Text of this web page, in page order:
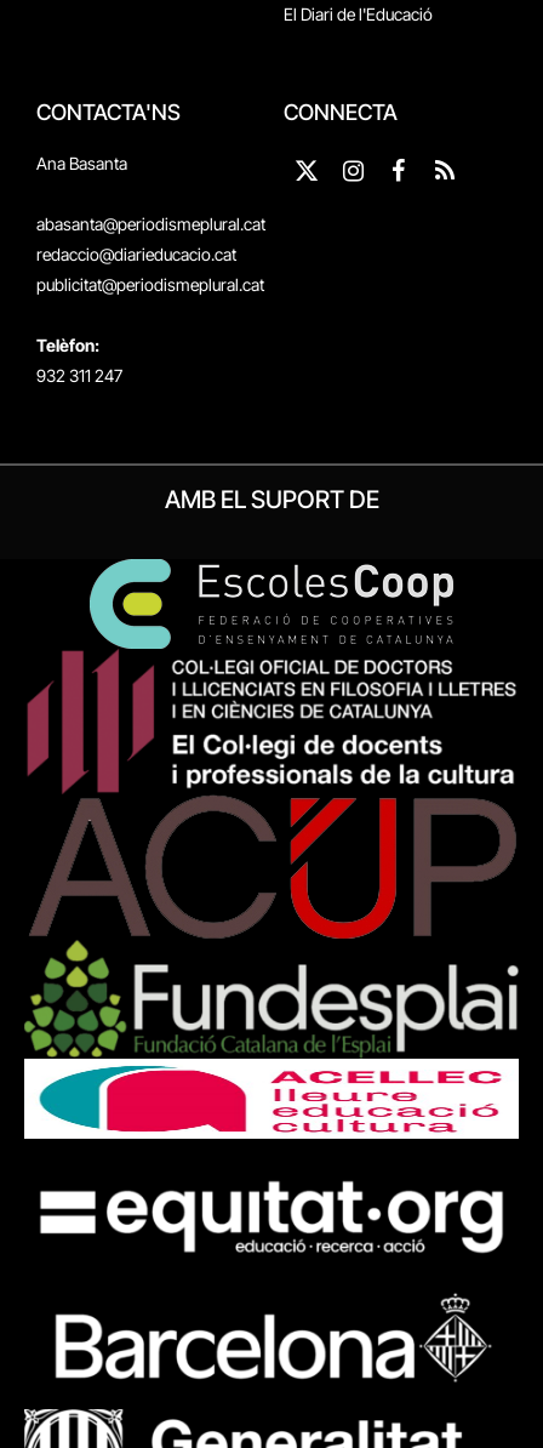
El Diari de l'Educació
CONTACTA'NS
Ana Basanta
abasanta@periodismeplural.cat
redaccio@diarieducacio.cat
publicitat@periodismeplural.cat
Telèfon:
932 311 247
CONNECTA
X
Instagram
Facebook
RSS
AMB EL SUPORT DE